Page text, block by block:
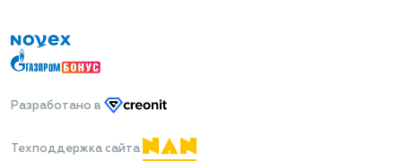
Разработано в
Техподдержка сайта